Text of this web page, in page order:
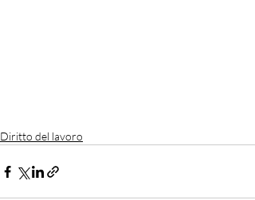
Diritto del lavoro